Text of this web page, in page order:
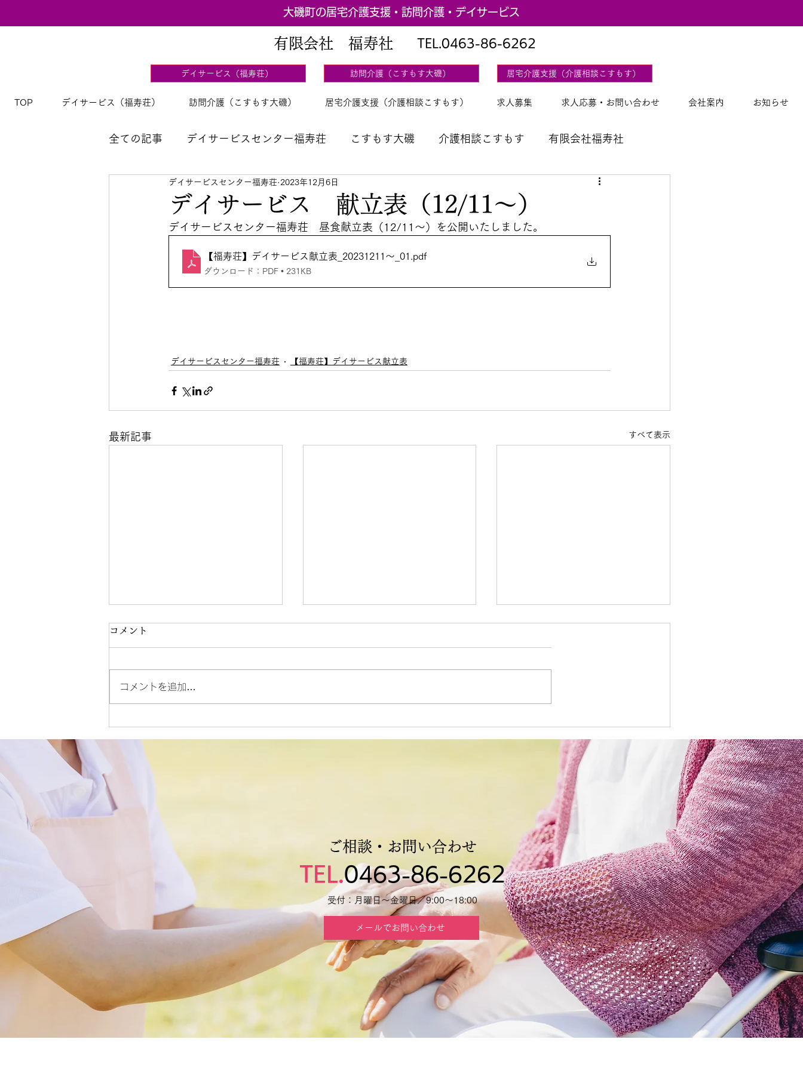
大磯町の居宅介護支援・訪問介護・デイサービス
有限会社 福寿社 TEL. 0463-86-6262
デイサービス（福寿荘） 訪問介護（こすもす大磯） 居宅介護支援（介護相談こすもす）
TOP デイサービス（福寿荘） 訪問介護（こすもす大磯） 居宅介護支援（介護相談こすもす） 求人募集 求人応募・お問い合わせ 会社案内 お知らせ
全ての記事 デイサービスセンター福寿荘 こすもす大磯 介護相談こすもす 有限会社福寿社
【福寿荘】デイサービス献立表
デイサービス 献立表（12/11～）
デイサービスセンター福寿荘 2023年12月6日
デイサービスセンター福寿荘　昼食献立表（12/11～）を公開いたしました。
【福寿荘】デイサービス献立表_20231211～_01 .pdf
ダウンロード：PDF • 231KB
デイサービスセンター福寿荘 【福寿荘】デイサービス献立表
最新記事 すべて表示
デイサービス 献立表
(R8.6/8)
デイサービス 献立表
デイサービス 献立表
コメント
コメントを追加…
ご相談・お問い合わせ
TEL.0463-86-6262
受付：月曜日～金曜日／9:00～18:00
メールでお問い合わせ